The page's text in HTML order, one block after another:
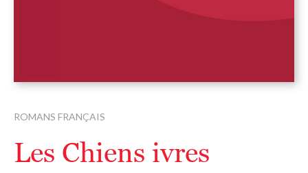
ROMANS FRANÇAIS
Les Chiens ivres